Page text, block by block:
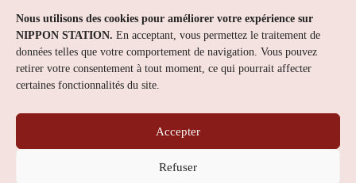
Nous utilisons des cookies pour améliorer votre expérience sur
NIPPON STATION. En acceptant, vous permettez le traitement de
données telles que votre comportement de navigation. Vous pouvez
retirer votre consentement à tout moment, ce qui pourrait affecter
certaines fonctionnalités du site.
Accepter
Refuser
Nippon Station
À propos
FAQs
Contact